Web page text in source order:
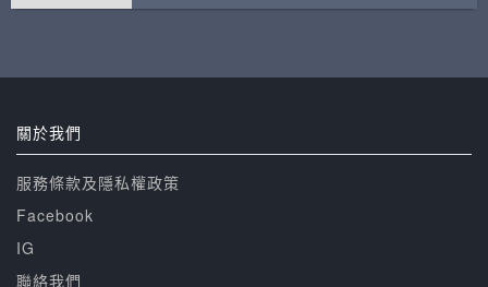
關於我們
服務條款及隱私權政策
Facebook
IG
聯絡我們